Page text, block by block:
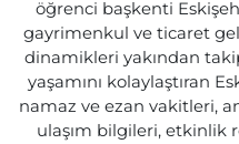
öğrenci başkenti
gayrimenkul ve ticaret
dinamikleri yakından
yaşamını kolaylaştıran
namaz ve ezan vakitleri,
ulaşım bilgileri, etkinlik